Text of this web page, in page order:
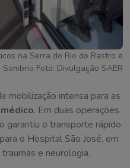
na Serra do Rio do Rastro e
Sombrio Foto: Divulgação SAER
mobilização intensa para as
. Em duas operações
garantiu o transporte rápido
o Hospital São José, em
e neurologia.